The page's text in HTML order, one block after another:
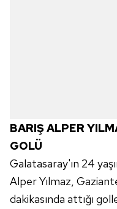
BARIŞ ALPER
GOLÜ
Galatasaray'ın 24
Alper Yılmaz,
dakikasında attığı